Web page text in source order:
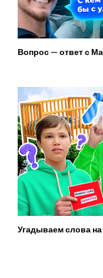
Вопрос — ответ с
Угадываем слова